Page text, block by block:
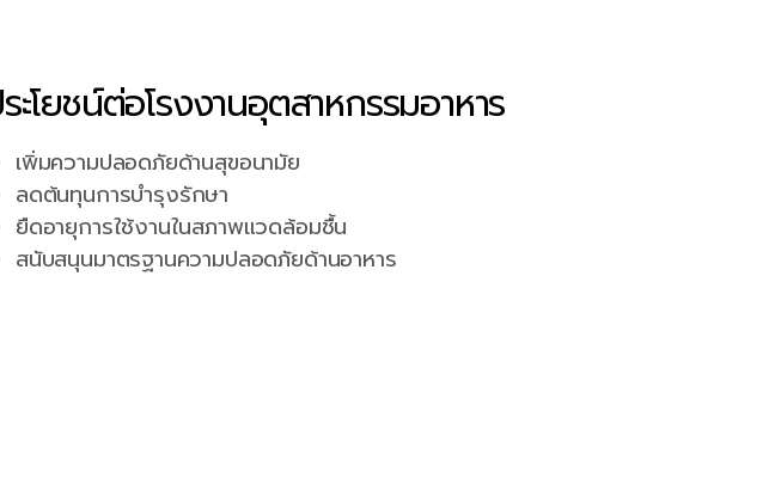
ะโยชน์ต่อโรงงานอุตสาหกรรมอาหาร
เพิ่มความปลอดภัยด้านสุขอนามัย
ลดต้นทุนการบำรุงรักษา
ยืดอายุการใช้งานในสภาพแวดล้อมชื้น
สนับสนุนมาตรฐานความปลอดภัยด้านอาหาร